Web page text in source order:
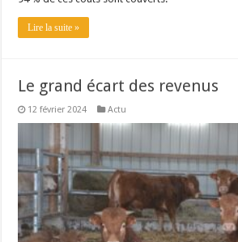
Lire la suite »
Le grand écart des revenus
12 février 2024 Actu